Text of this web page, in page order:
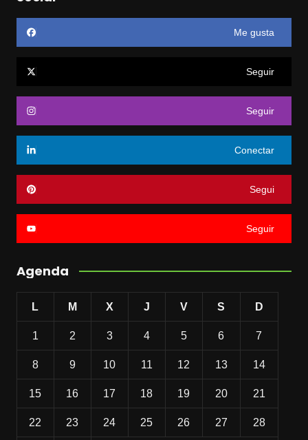
Me gusta
Seguir
Seguir
Conectar
Segui
Seguir
Agenda
L M X J V S D
1 2 3 4 5 6 7
8 9 10 11 12 13 14
15 16 17 18 19 20 21
22 23 24 25 26 27 28